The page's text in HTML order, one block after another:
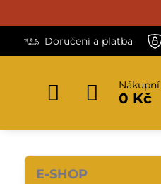
Doručení a platba
0 Kč
E-SHOP